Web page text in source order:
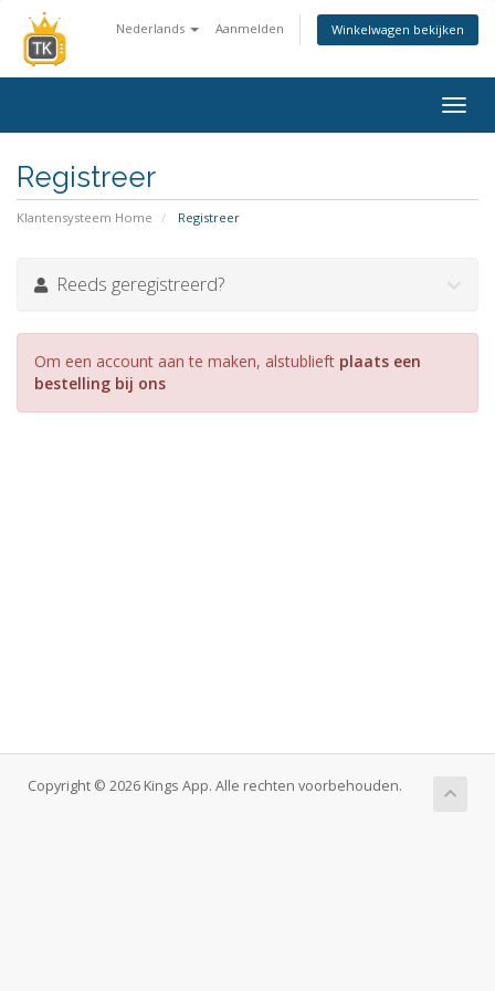
Nederlands Aanmelden Winkelwagen bekijken
in-/
Registreer
Klantensysteem Home Registreer
Reeds geregistreerd?
Om een account aan te maken, alstublieft plaats een
bestelling bij ons
Copyright © 2026 Kings App. Alle rechten voorbehouden.